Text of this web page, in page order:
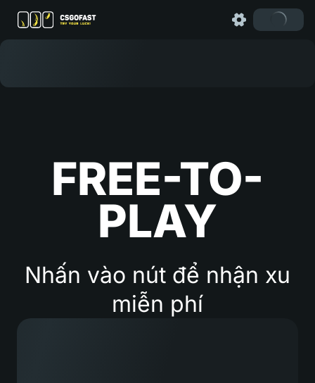
FREE-TO-
PLAY
Nhấn vào nút để nhận xu
miễn phí